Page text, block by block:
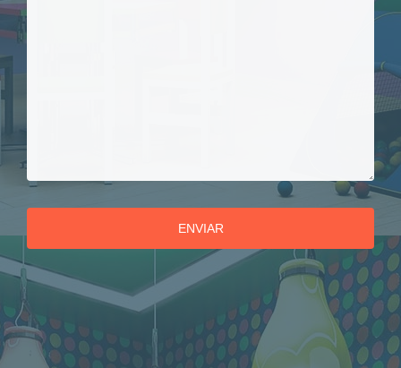
ENVIAR